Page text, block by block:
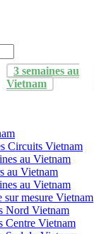
3 semaines au
Vietnam
Circuits Vietnam
au Vietnam
au Vietnam
au Vietnam
sur mesure Vietnam
Nord Vietnam
Centre Vietnam